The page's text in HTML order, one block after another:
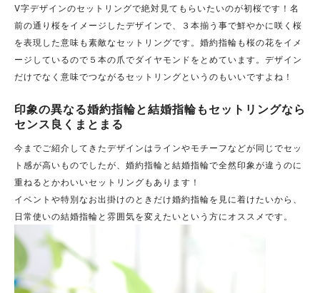
V字デザインのセットリングで絶対見てもらいたいのが初桜です！名
前の通り桜をイメージしたデザインで、３本揃う事で鮮やかに咲く桜
を表現した意味も素敵なセットリングです。婚約指輪も桜の花をイメ
ージしているので５本の爪でダイヤモンドをとめています。デザイン
だけでなく意味でつながるセットリングというのもいいですよね！
印象の異なる婚約指輪と結婚指輪もセットリングなら
センス良くまとまる
今までご紹介してきたデザインはラインやモチーフなどが同じでセッ
ト感が高いものでしたが、婚約指輪と結婚指輪で全然印象が違うのに
重ねるとかわいいセットリングもあります！
イベントや特別なお出掛けのときだけ婚約指輪を見に着けたいから、
日常使いの結婚指輪と雰囲気を変えたいという方にオススメです。